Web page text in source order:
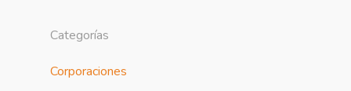
Categorías
Corporaciones